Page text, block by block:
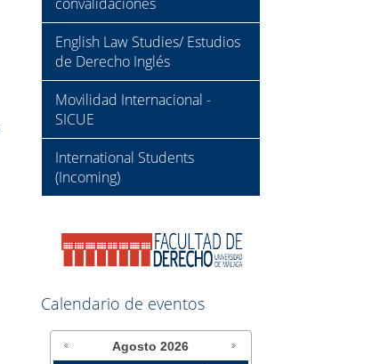
English Law Studies/ Estudios
de Derecho Inglés
Movilidad Internacional -
SICUE
International Students
(Incoming)
Calendario de eventos
Agosto 2026